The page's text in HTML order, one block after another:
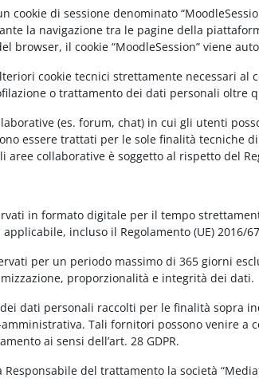
cookie di sessione denominato
la navigazione tra le pagine della
browser, il cookie “MoodleSession” viene
cookie tecnici strettamente necessari al
o trattamento dei dati personali oltre
(es. forum, chat) in cui gli utenti
essere trattati per le sole finalità tecniche
collaborative è soggetto al rispetto del
in formato digitale per il tempo
incluso il Regolamento (UE) 2016/
per un periodo massimo di 365 giorni
proporzionalità e integrità dei dati.
dati personali raccolti per le finalità sopra
Tali fornitori possono venire
ai sensi dell’art. 28 GDPR.
del trattamento la società